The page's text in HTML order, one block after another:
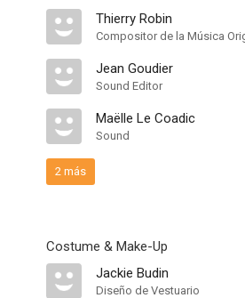
Thierry Robin
Compositor de la Música
Jean Goudier
Sound Editor
Maëlle Le Coadic
Sound
2 más
Costume & Make-Up
Jackie Budin
Diseño de Vestuario